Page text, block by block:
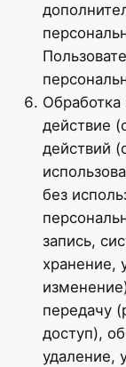
действие
действий
без
запись,
хранение,
передачу
доступ),
удаление,